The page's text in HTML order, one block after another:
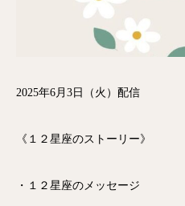
2025年6月3日（火）配信
《１２星座のストーリー》
・１２星座のメッセージ